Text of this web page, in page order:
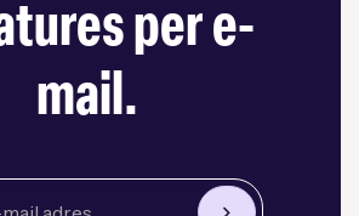
per e-
mail.